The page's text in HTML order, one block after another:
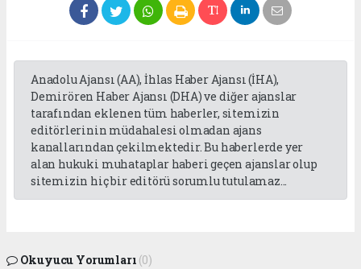
Anadolu Ajansı (AA), İhlas Haber Ajansı (İHA),
Demirören Haber Ajansı (DHA) ve diğer ajanslar
tarafından eklenen tüm haberler, sitemizin
editörlerinin müdahalesi olmadan ajans
kanallarından çekilmektedir. Bu haberlerde yer
alan hukuki muhataplar haberi geçen ajanslar olup
sitemizin hiç bir editörü sorumlu tutulamaz...
Okuyucu Yorumları (0)